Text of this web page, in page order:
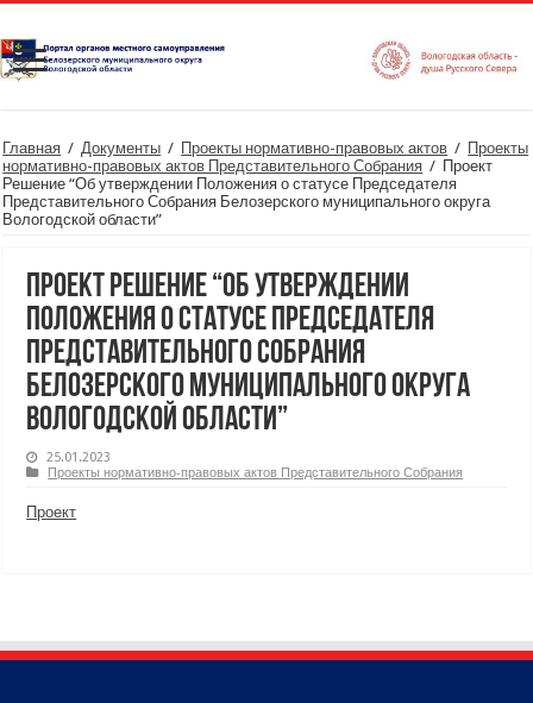
Главная / Документы / Проекты нормативно-правовых актов / Проекты
нормативно-правовых актов Представительного Собрания / Проект
Решение “Об утверждении Положения о статусе Председателя
Представительного Собрания Белозерского муниципального округа
Вологодской области”
Проект Решение “Об утверждении
Положения о статусе Председателя
Представительного Собрания
Белозерского муниципального округа
Вологодской области”
25.01.2023
Проекты нормативно-правовых актов Представительного Собрания
Проект